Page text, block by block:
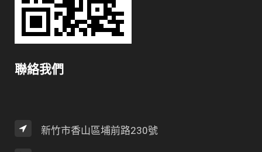
聯絡我們
新竹市香山區埔前路230號